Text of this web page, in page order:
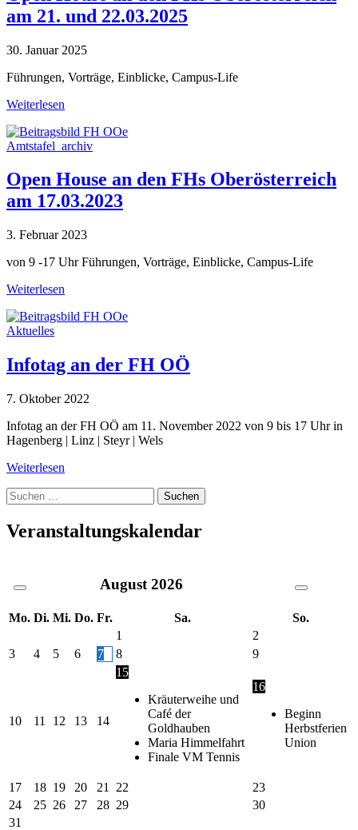
am 21. und 22.03.2025
30. Januar 2025
Führungen, Vorträge, Einblicke, Campus-Life
Weiterlesen
Amtstafel_archiv
Open House an den FHs Oberösterreich
am 17.03.2023
3. Februar 2023
von 9 -17 Uhr Führungen, Vorträge, Einblicke, Campus-Life
Weiterlesen
Aktuelles
Infotag an der FH OÖ
7. Oktober 2022
Infotag an der FH OÖ am 11. November 2022 von 9 bis 17 Uhr in
Hagenberg | Linz | Steyr | Wels
Weiterlesen
Suche
nach:
Veranstaltungskalendar
August 2026
Mo. Di. Mi. Do. Fr. Sa.
So.
1
2
3
4 5 6 7 8 9
10 11 12 13 14
15
Kräuterweihe und
Café der
Goldhauben
Maria Himmelfahrt
Finale VM Tennis
16
Beginn
Herbstferien
Union
17 18 19 20 21 22
23
24
25 26 27 28 29
30
31